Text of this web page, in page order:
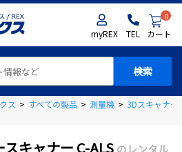
myREX TEL
0
カート
ス > すべての製品 > 測量機 > 3Dスキャナー
キャナー C-ALS のレンタル